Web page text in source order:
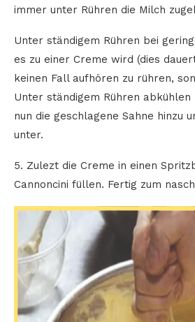
immer unter Rühren die Milch
Unter ständigem Rühren bei
es zu einer Creme wird (dies
keinen Fall aufhören zu rühren,
Unter ständigem Rühren abkühlen
nun die geschlagene Sahne hinzu
unter.
5. Zulezt die Creme in einen
Cannoncini füllen. Fertig zum